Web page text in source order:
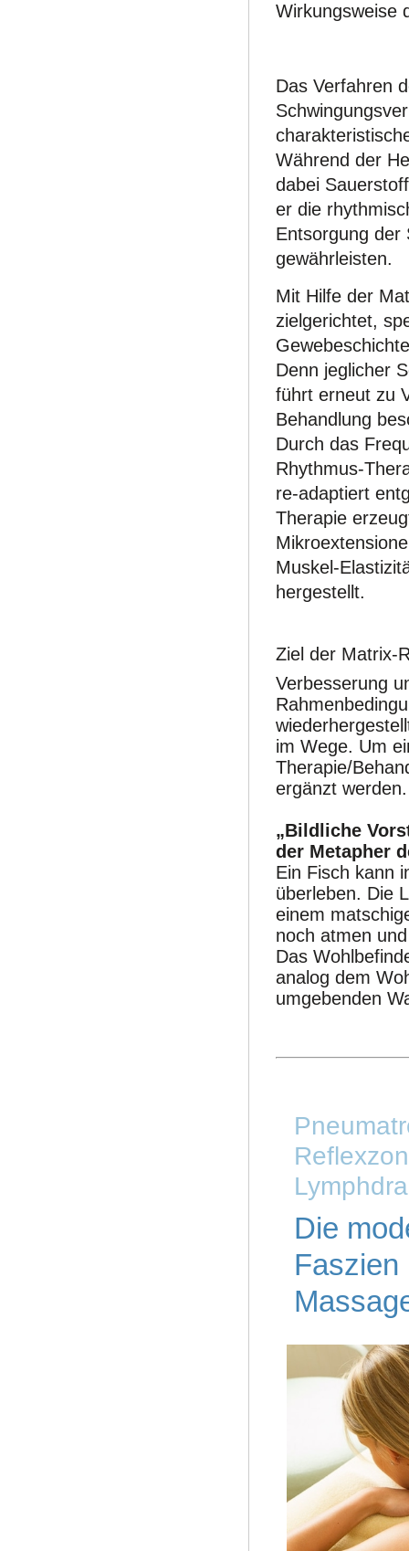
Wirkungsweise
Das Verfahren
Während der
dabei
er die
Entsorgung der
gewährleisten.
Mit Hilfe der
zielgerichtet,
Denn jeglicher
führt erneut zu
Behandlung
Durch das
Rhythmus-
re-adaptiert
Therapie
Muskel-
hergestellt.
Ziel der Matrix-
Verbesserung
im Wege. Um
Therapie/
ergänzt
„Bildliche
der Metapher
Ein Fisch kann
überleben. Die
einem
noch atmen
Das
analog dem
umgebenden
Die
Faszien